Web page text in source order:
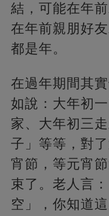
結，可能在年
在年前親朋好
都是年。
在過年期間其
如說：大年初
家、大年初三
子」等等，對
宵節，等元宵
束了。老人言
空」，你知道